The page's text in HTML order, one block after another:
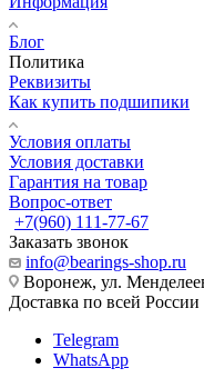
Блог
Политика
Реквизиты
Как купить подшипики
Условия оплаты
Условия доставки
Гарантия на товар
Вопрос-ответ
+7(960) 111-77-67
Заказать звонок
info@bearings-shop.ru
Воронеж, ул.
Доставка по всей России
Telegram
WhatsApp